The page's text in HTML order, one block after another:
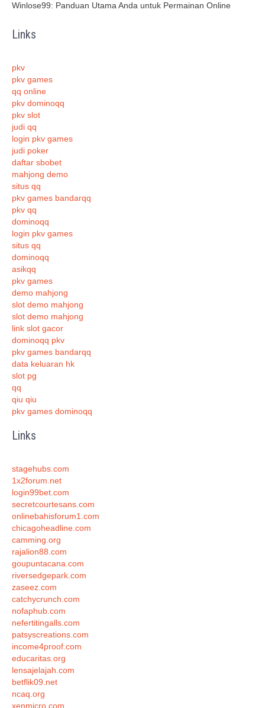
Winlose99: Panduan Utama Anda untuk Permainan Online
Links
pkv
pkv games
qq online
pkv dominoqq
pkv slot
judi qq
login pkv games
judi poker
daftar sbobet
mahjong demo
situs qq
pkv games bandarqq
pkv qq
dominoqq
login pkv games
situs qq
dominoqq
asikqq
pkv games
demo mahjong
slot demo mahjong
slot demo mahjong
link slot gacor
dominoqq pkv
pkv games bandarqq
data keluaran hk
slot pg
qq
qiu qiu
pkv games dominoqq
Links
stagehubs.com
1x2forum.net
login99bet.com
secretcourtesans.com
onlinebahisforum1.com
chicagoheadline.com
camming.org
rajalion88.com
goupuntacana.com
riversedgepark.com
zaseez.com
catchycrunch.com
nofaphub.com
nefertitingalls.com
patsyscreations.com
income4proof.com
educaritas.org
lensajelajah.com
betflik09.net
ncaq.org
xenmicro.com